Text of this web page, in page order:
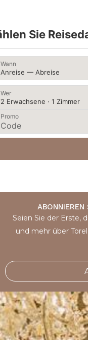
Sie
Wann
Anreise — Abreise
Wer
2 Erwachsene · 1 Zimmer
Promo
Seien Sie der Erste,
und mehr über